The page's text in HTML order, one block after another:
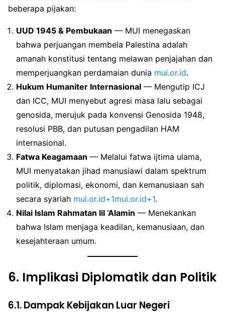
beberapa pijakan:
UUD 1945 & Pembukaan — MUI menegaskan
bahwa perjuangan membela Palestina adalah
amanah konstitusi tentang melawan penjajahan dan
memperjuangkan perdamaian dunia mui.or.id.
Hukum Humaniter Internasional — Mengutip ICJ
dan ICC, MUI menyebut agresi masa lalu sebagai
genosida, merujuk pada konvensi Genosida 1948,
resolusi PBB, dan putusan pengadilan HAM
internasional.
Fatwa Keagamaan — Melalui fatwa ijtima ulama,
MUI menyatakan jihad manusiawi dalam spektrum
politik, diplomasi, ekonomi, dan kemanusiaan sah
secara syariah mui.or.id+1mui.or.id+1.
Nilai Islam Rahmatan lil ‘Alamin — Menekankan
bahwa Islam menjaga keadilan, kemanusiaan, dan
kesejahteraan umum.
6. Implikasi Diplomatik dan Politik
6.1. Dampak Kebijakan Luar Negeri